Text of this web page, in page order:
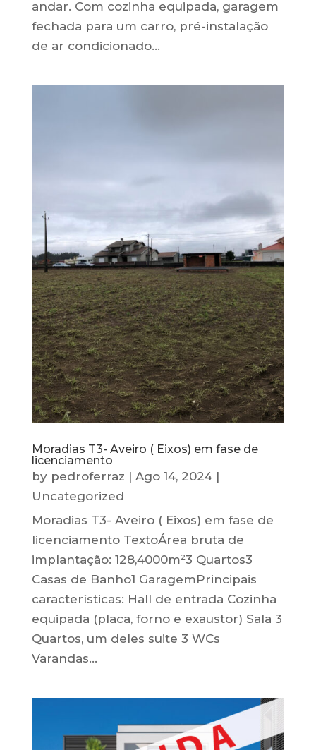
andar. Com cozinha equipada, garagem
fechada para um carro, pré-instalação
de ar condicionado...
Moradias T3- Aveiro ( Eixos) em fase de
licenciamento
by pedroferraz | Ago 14, 2024|
Uncategorized
Moradias T3- Aveiro ( Eixos) em fase de
licenciamento TextoÁrea bruta de
implantação: 128,4000m²3 Quartos3
Casas de Banho1 GaragemPrincipais
características: Hall de entrada Cozinha
equipada (placa, forno e exaustor) Sala 3
Quartos, um deles suite 3 WCs
Varandas...